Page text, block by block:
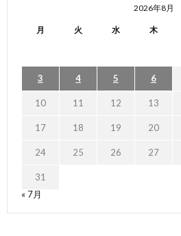
2026年8月
月 火 水 木
3 4 5 6
10 11 12 13
17 18 19 20
24 25 26 27
31
« 7月